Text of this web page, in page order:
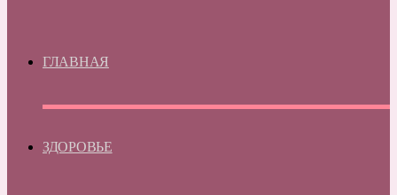
ГЛАВНАЯ
ЗДОРОВЬЕ